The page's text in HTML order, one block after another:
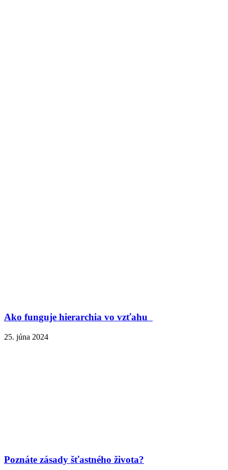
Ako funguje hierarchia vo vzťahu
25. júna 2024
Poznáte zásady šťastného života?